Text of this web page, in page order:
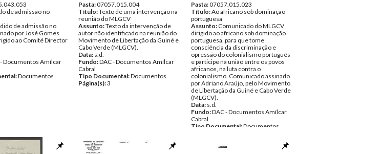
de admissão no
de admissão no
por José Gomes
ao Comité Director
Documentos Amílcar
Documentos
Pasta:07057.015.004
Título:Texto de uma intervenção na
reunião do MLGCV
Assunto:Texto da intervenção de
autor não identificado na reunião do
Movimento de Libertação da Guiné e
Cabo Verde (MLGCV).
Data: s.d.
Fundo:DAC - Documentos Amílcar
Cabral
Tipo Documental:Documentos
Página(s):3
Pasta:07057.015.023
Título:Ao africano sob dominação
portuguesa
Assunto: Comunicado do MLGCV
dirigido ao africano sob dominação
portuguesa, para que tome
consciência da discriminação e
opressão do colonialismo português
e participe na união entre os povos
africanos, na luta contra o
colonialismo. Comunicado assinado
por Adriano Araújo, pelo Movimento
de Libertação da Guiné e Cabo Verde
(MLGCV).
Data: s.d.
Fundo:DAC - Documentos Amílcar
Cabral
Tipo Documental:Documentos